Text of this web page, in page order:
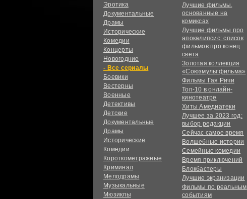
Эротика
Документальные
Драмы
Исторические
Комедии
Концерты
Новогодние
сериалы
Боевики
Вестерны
Военные
Детективы
Детские
Документальные
Драмы
Исторические
Комедии
Короткометражные
Криминал
Мелодрамы
Музыкальные
Мюзиклы
Лучшие фильмы,
основанные на
комиксах
Лучшие фильмы про
апокалипсис: список
фильмов про конец
света
Золотая коллекция
«Союзмультфильма»
Фильмы Гая Ричи
Топ-10 в онлайн-
кинотеатре
Хиты Амедиатеки
Лучшее за 2023 год:
выбор редакции
Сейчас самое время
Волшебные истории
Семейные комедии
Время приключений
Блокбастеры
Лучшие экранизации
Фильмы по реальным
событиям